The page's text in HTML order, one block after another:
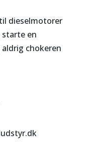
dieselmotorer
starte en
chokeren